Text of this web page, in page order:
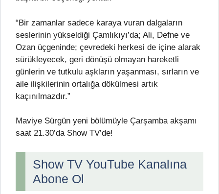
“Bir zamanlar sadece karaya vuran dalgaların
seslerinin yükseldiği Çamlıkıyı’da; Ali, Defne ve
Ozan üçgeninde; çevredeki herkesi de içine alarak
sürükleyecek, geri dönüşü olmayan hareketli
günlerin ve tutkulu aşkların yaşanması, sırların ve
aile ilişkilerinin ortalığa dökülmesi artık
kaçınılmazdır.”
Maviye Sürgün yeni bölümüyle Çarşamba akşamı
saat 21.30’da Show TV’de!
Show TV YouTube Kanalına
Abone Ol